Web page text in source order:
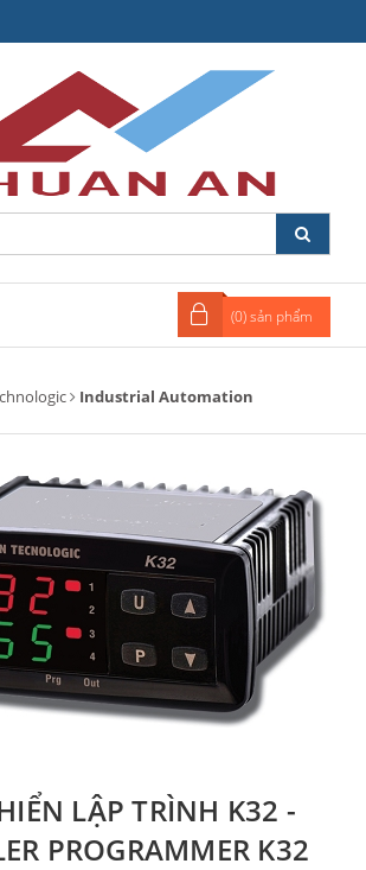
(0) sản phẩm
Industrial Automation
LẬP TRÌNH K32 -
PROGRAMMER K32